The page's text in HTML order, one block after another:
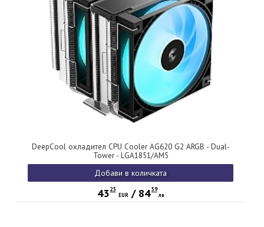
DeepCool охладител CPU Cooler AG620 G2 ARGB - Dual-
Tower - LGA1851/AM5
Добави в количката
43 25
EUR/ 84 59
лв